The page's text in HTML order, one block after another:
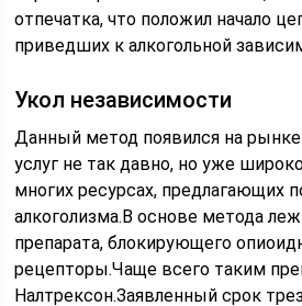
отпечатка, что положил начало
приведших к алкогольной
Укол независимости
Данный метод появился на рынке
услуг не так давно, но уже
многих ресурсах, предлагающих
алкоголизма.В основе метода
препарата, блокирующего
рецепторы.Чаще всего таким
Налтрексон.Заявленный срок